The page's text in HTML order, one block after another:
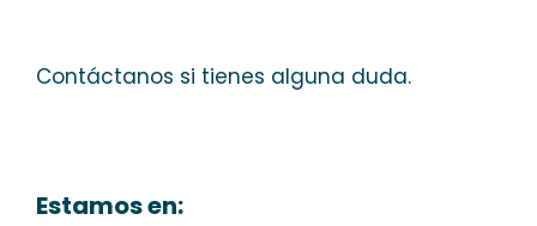
Contáctanos si tienes alguna duda.
Estamos en: